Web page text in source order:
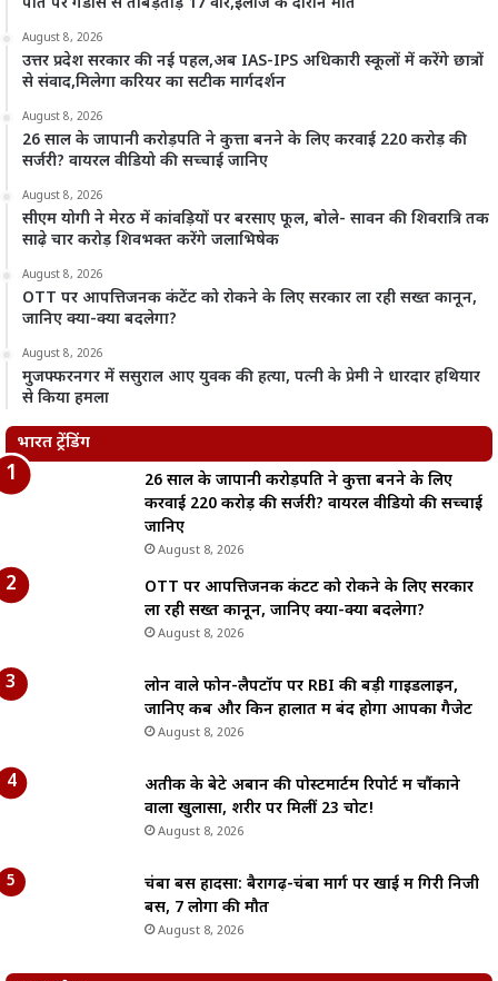
पति पर गंडासे से ताबड़तोड़ 17 वार,इलाज के दौरान मौत
August 8, 2026
उत्तर प्रदेश सरकार की नई पहल,अब IAS-IPS अधिकारी स्कूलों में करेंगे छात्रों
से संवाद,मिलेगा करियर का सटीक मार्गदर्शन
August 8, 2026
26 साल के जापानी करोड़पति ने कुत्ता बनने के लिए करवाई 220 करोड़ की
सर्जरी? वायरल वीडियो की सच्चाई जानिए
August 8, 2026
सीएम योगी ने मेरठ में कांवड़ियों पर बरसाए फूल, बोले- सावन की शिवरात्रि तक
साढ़े चार करोड़ शिवभक्त करेंगे जलाभिषेक
August 8, 2026
OTT पर आपत्तिजनक कंटेंट को रोकने के लिए सरकार ला रही सख्त कानून,
जानिए क्या-क्या बदलेगा?
August 8, 2026
मुजफ्फरनगर में ससुराल आए युवक की हत्या, पत्नी के प्रेमी ने धारदार हथियार
से किया हमला
भारत ट्रेंडिंग
26 साल के जापानी करोड़पति ने कुत्ता बनने के लिए
करवाई 220 करोड़ की सर्जरी? वायरल वीडियो की सच्चाई
जानिए
August 8, 2026
OTT पर आपत्तिजनक कंटेंट को रोकने के लिए सरकार
ला रही सख्त कानून, जानिए क्या-क्या बदलेगा?
August 8, 2026
लोन वाले फोन-लैपटॉप पर RBI की बड़ी गाइडलाइन,
जानिए कब और किन हालात में बंद होगा आपका गैजेट
August 8, 2026
अतीक के बेटे अबान की पोस्टमार्टम रिपोर्ट में चौंकाने
वाला खुलासा, शरीर पर मिलीं 23 चोटें!
August 8, 2026
चंबा बस हादसा: बैरागढ़-चंबा मार्ग पर खाई में गिरी निजी
बस, 7 लोगों की मौत
August 8, 2026